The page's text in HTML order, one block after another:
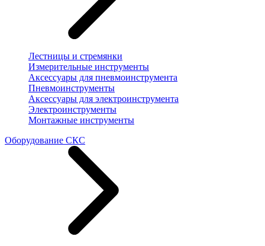
Лестницы и стремянки
Измерительные инструменты
Аксессуары для пневмоинструмента
Пневмоинструменты
Аксессуары для электроинструмента
Электроинструменты
Монтажные инструменты
Оборудование СКС